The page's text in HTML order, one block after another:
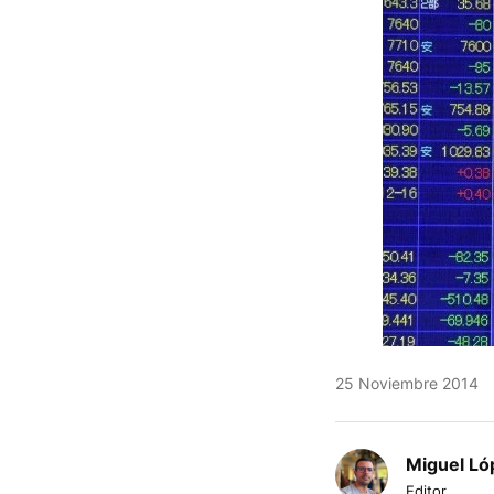
25 Noviembre 2014
Miguel